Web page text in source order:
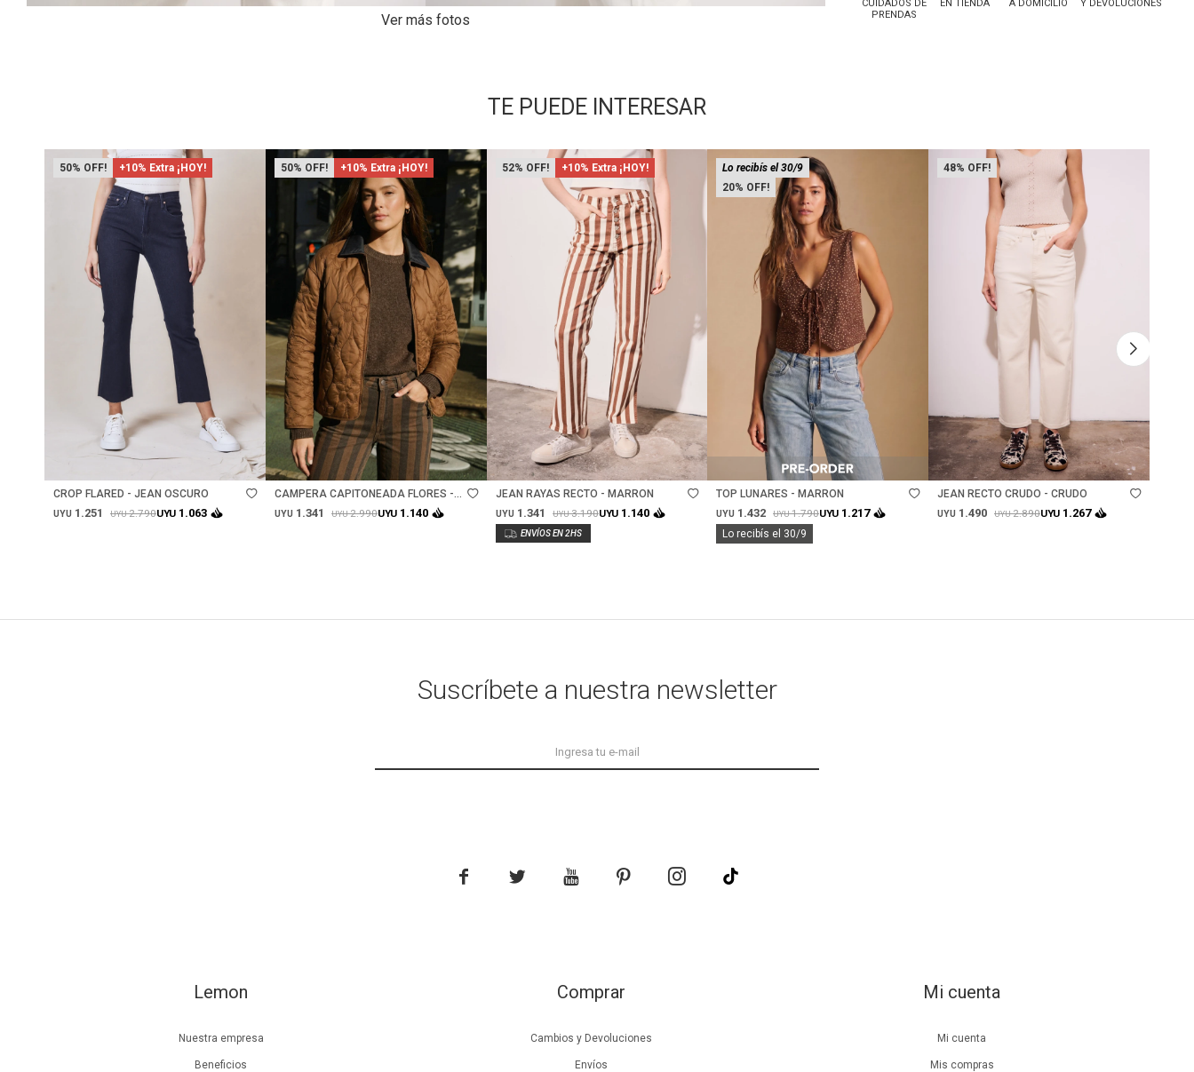
Ver más fotos
CUIDADOS DE
PRENDAS
EN TIENDA
A DOMICILIO
Y DEVOLUCIONES
TE PUEDE INTERESAR
50 +10% Extra ¡HOY!
CROP FLARED - JEAN OSCURO
UYU 1.251 UYU2.790UYU 1.063
50 +10% Extra ¡HOY!
Talle
CAMPERA CAPITONEADA FLORES -
UYU 1.341 UYU2.990UYU 1.140
52 +10% Extra ¡HOY!
Talle
JEAN RAYAS RECTO - MARRON
UYU 1.341 UYU3.190UYU 1.140
20
Lo recibís el 30/9
Talle
TOP LUNARES - MARRON
UYU 1.432 UYU1.790UYU 1.217
Lo recibís el 30/9
48
Talle
JEAN RECTO CRUDO - CRUDO
UYU 1.490 UYU2.890UYU 1.267
Lemon
Nuestra empresa
Beneficios
Comprar
Cambios y Devoluciones
Envíos
Mi cuenta
Mi cuenta
Mis compras
Suscríbete a nuestra newsletter
    